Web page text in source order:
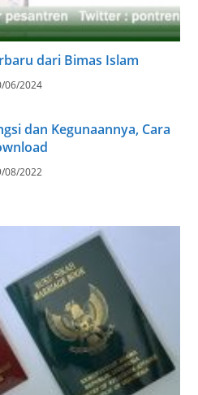
dari Bimas Islam
06/2024
dan Kegunaannya, Cara
08/2022